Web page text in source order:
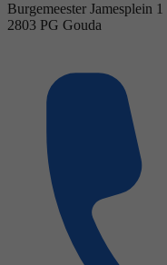
Burgemeester Jamesplein 1
2803 PG Gouda